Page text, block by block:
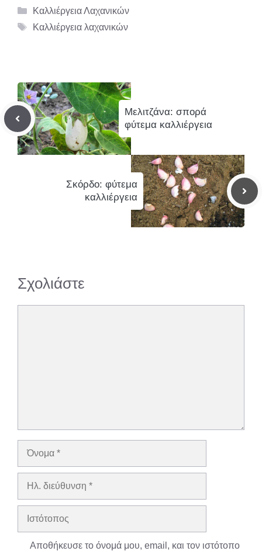
Κατηγορίες
Καλλιέργεια Λαχανικών
Ετικέτες
Καλλιέργεια λαχανικών
Μελιτζάνα: σπορά
φύτεμα καλλιέργεια
Σκόρδο: φύτεμα
καλλιέργεια
Σχολιάστε
Όνομα
Ηλ.
Ιστότοπος
Αποθήκευσε το όνομά μου, email, και τον ιστότοπο